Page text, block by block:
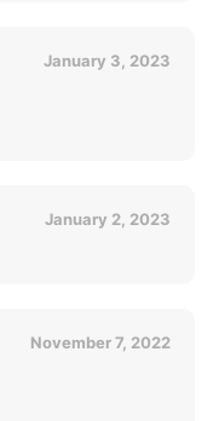
January 3, 2023
January 2, 2023
November 7, 2022